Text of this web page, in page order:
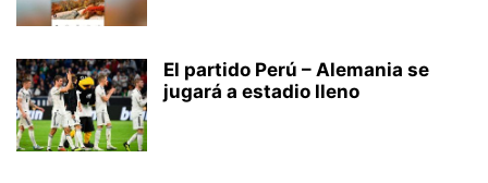
El partido Perú – Alemania se
jugará a estadio lleno